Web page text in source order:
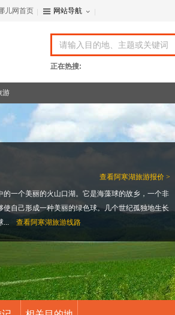
儿网首页 网站导航
正在热搜:
游
查看阿寒湖旅游报价 >
的一个美丽的火山口湖。它是海藻球的故乡，一个非
使自己形成一种美丽的绿色球。几个世纪孤独地生长
...
查看阿寒湖旅游线路